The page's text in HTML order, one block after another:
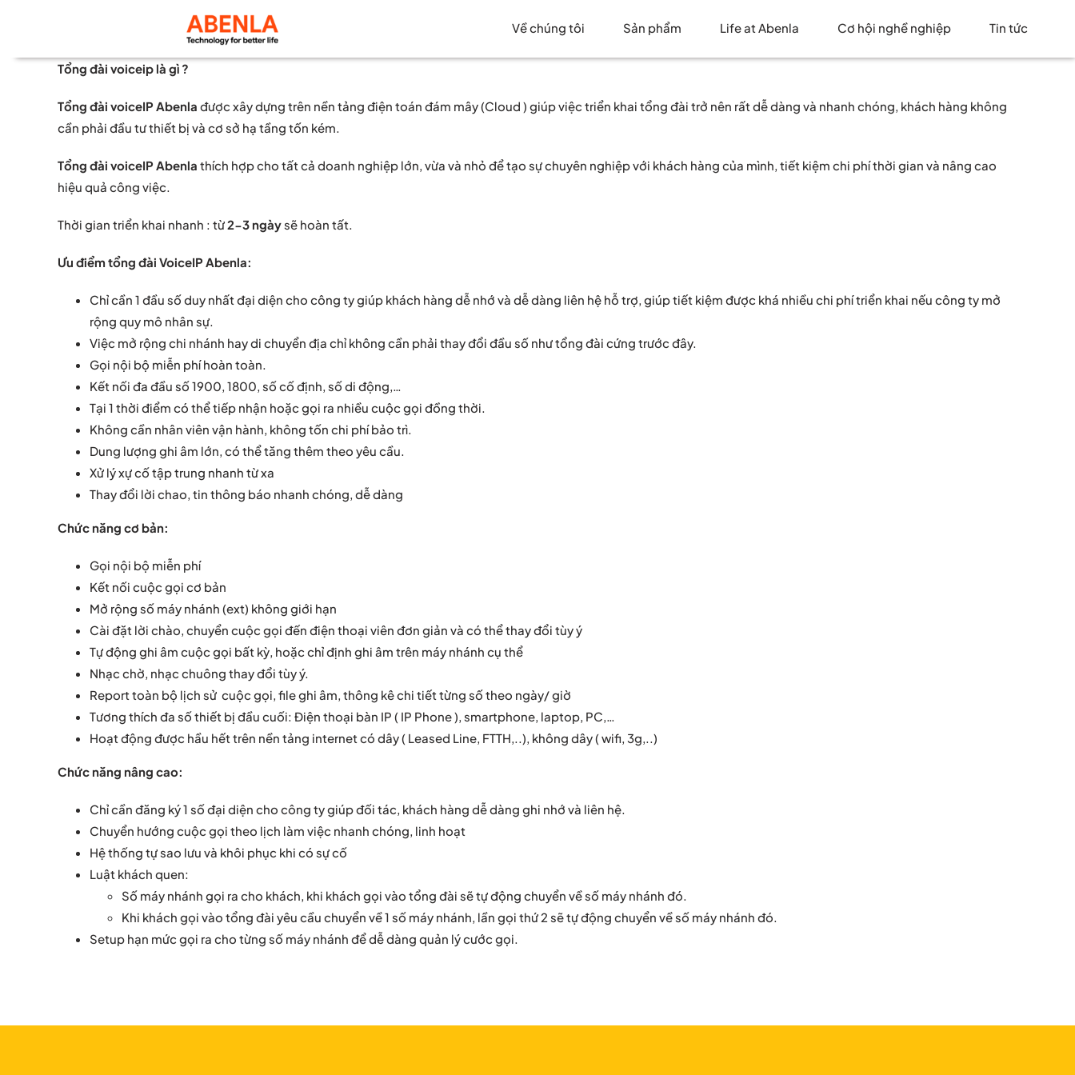
Về chúng tôi Sản phẩm Life at Abenla Cơ hội nghề nghiệp Tin tức
Tổng đài voiceip là gì ?
Tổng đài voiceIP Abenla được xây dựng trên nền tảng điện toán đám mây (Cloud ) giúp việc triển khai tổng đài trở nên rất dễ dàng và nhanh chóng, khách hàng không
cần phải đầu tư thiết bị và cơ sở hạ tầng tốn kém.
Tổng đài voiceIP Abenla thích hợp cho tất cả doanh nghiệp lớn, vừa và nhỏ để tạo sự chuyên nghiệp với khách hàng của mình, tiết kiệm chi phí thời gian và nâng cao
hiệu quả công việc.
Thời gian triển khai nhanh : từ2-3 ngàysẽ hoàn tất.
Ưu điểm tổng đài VoiceIP Abenla:
Chỉ cần 1 đầu số duy nhất đại diện cho công ty giúp khách hàng dễ nhớ và dễ dàng liên hệ hỗ trợ, giúp tiết kiệm được khá nhiều chi phí triển khai nếu công ty mở
rộng quy mô nhân sự.
Việc mở rộng chi nhánh hay di chuyển địa chỉ không cần phải thay đổi đầu số như tổng đài cứng trước đây.
Gọi nội bộ miễn phí hoàn toàn.
Kết nối đa đầu số 1900, 1800, số cố định, số di động,…
Tại 1 thời điểm có thể tiếp nhận hoặc gọi ra nhiều cuộc gọi đồng thời.
Không cần nhân viên vận hành, không tốn chi phí bảo trì.
Dung lượng ghi âm lớn, có thể tăng thêm theo yêu cầu.
Xử lý xự cố tập trung nhanh từ xa
Thay đổi lời chao, tin thông báo nhanh chóng, dễ dàng
Chức năng cơ bản:
Gọi nội bộ miễn phí
Kết nối cuộc gọi cơ bản
Mở rộng số máy nhánh (ext) không giới hạn
Cài đặt lời chào, chuyển cuộc gọi đến điện thoại viên đơn giản và có thể thay đổi tùy ý
Tự động ghi âm cuộc gọi bất kỳ, hoặc chỉ định ghi âm trên máy nhánh cụ thể
Nhạc chờ, nhạc chuông thay đổi tùy ý.
Report toàn bộ lịch sử cuộc gọi, file ghi âm, thông kê chi tiết từng số theo ngày/ giờ
Tương thích đa số thiết bị đầu cuối: Điện thoại bàn IP ( IP Phone ), smartphone, laptop, PC,…
Hoạt động được hầu hết trên nền tảng internet có dây ( Leased Line, FTTH,..), không dây ( wifi, 3g,..)
Chức năng nâng cao:
Chỉ cần đăng ký 1 số đại diện cho công ty giúp đối tác, khách hàng dễ dàng ghi nhớ và liên hệ.
Chuyển hướng cuộc gọi theo lịch làm việc nhanh chóng, linh hoạt
Hệ thống tự sao lưu và khôi phục khi có sự cố
Luật khách quen:
Số máy nhánh gọi ra cho khách, khi khách gọi vào tổng đài sẽ tự động chuyển về số máy nhánh đó.
Khi khách gọi vào tổng đài yêu cầu chuyển về 1 số máy nhánh, lần gọi thứ 2 sẽ tự động chuyển về số máy nhánh đó.
Setup hạn mức gọi ra cho từng số máy nhánh để dễ dàng quản lý cước gọi.